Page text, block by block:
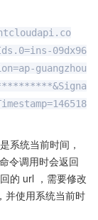
09dx96
guangzhou
系统当前时间，
令调用时会返回
的 url ，需要修改
并使用系统当前时